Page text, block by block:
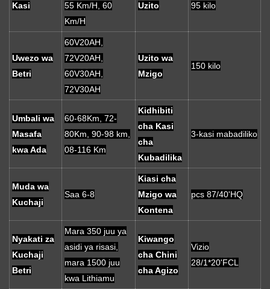
Kasi
55 Km/H, 60
Km/H
Uzito 95 kilo
Uwezo wa
Betri
60V20AH,
72V20AH,
60V30AH,
72V30AH
Uzito wa
Mzigo
150 kilo
Umbali wa
Masafa
kwa Ada
60-68Km, 72-
80Km, 90-98 km,
08-116 Km
Kidhibiti
cha Kasi
cha
Kubadilika
3-kasi mabadiliko
Muda wa
Kuchaji
Saa 6-8
Kiasi cha
Mzigo wa
Kontena
pcs 87/40'HQ
Nyakati za
Kuchaji
Betri
Mara 350 juu ya
asidi ya risasi,
mara 1500 juu
kwa Lithiamu
Kiwango
cha Chini
cha Agizo
Vizio
28/1*20'FCL